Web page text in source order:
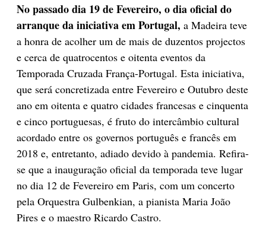
No passado dia 19 de Fevereiro, o dia oficial do
arranque da iniciativa em Portugal, a Madeira teve
a honra de acolher um de mais de duzentos projectos
e cerca de quatrocentos e oitenta eventos da
Temporada Cruzada França-Portugal. Esta iniciativa,
que será concretizada entre Fevereiro e Outubro deste
ano em oitenta e quatro cidades francesas e cinquenta
e cinco portuguesas, é fruto do intercâmbio cultural
acordado entre os governos português e francês em
2018 e, entretanto, adiado devido à pandemia. Refira-
se que a inauguração oficial da temporada teve lugar
no dia 12 de Fevereiro em Paris, com um concerto
pela Orquestra Gulbenkian, a pianista Maria João
Pires e o maestro Ricardo Castro.